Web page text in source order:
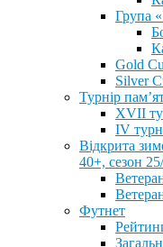
Група
Gold
Silver
Турнір
XVII
IV
Відкрита
40+, сезон
Футнет